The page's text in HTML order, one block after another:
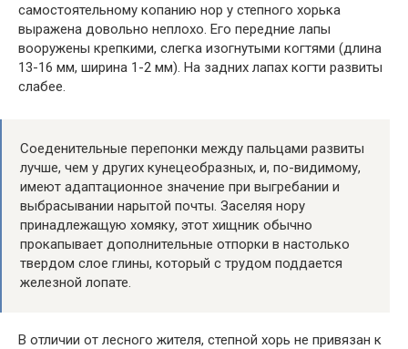
самостоятельному копанию нор у степного хорька
выражена довольно неплохо. Его передние лапы
вооружены крепкими, слегка изогнутыми когтями (длина
13-16 мм, ширина 1-2 мм). На задних лапах когти развиты
слабее.
Соеденительные перепонки между пальцами развиты
лучше, чем у других кунецеобразных, и, по-видимому,
имеют адаптационное значение при выгребании и
выбрасывании нарытой почты. Заселяя нору
принадлежащую хомяку, этот хищник обычно
прокапывает дополнительные отпорки в настолько
твердом слое глины, который с трудом поддается
железной лопате.
В отличии от лесного жителя, степной хорь не привязан к